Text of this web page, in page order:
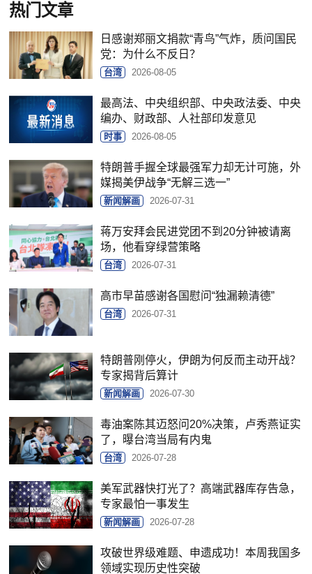
热门文章
日感谢郑丽文捐款“青鸟”气炸，质问国民
党：为什么不反日？
台湾 2026-08-05
最高法、中央组织部、中央政法委、中央
编办、财政部、人社部印发意见
时事 2026-08-05
特朗普手握全球最强军力却无计可施，外
媒揭美伊战争“无解三选一”
新闻解画 2026-07-31
蒋万安拜会民进党团不到20分钟被请离
场，他看穿绿营策略
台湾 2026-07-31
高市早苗感谢各国慰问“独漏赖清德”
台湾 2026-07-31
特朗普刚停火，伊朗为何反而主动开战？
专家揭背后算计
新闻解画 2026-07-30
毒油案陈其迈怒问20%决策，卢秀燕证实
了，曝台湾当局有内鬼
台湾 2026-07-28
美军武器快打光了？高端武器库存告急，
专家最怕一事发生
新闻解画 2026-07-28
攻破世界级难题、申遗成功！本周我国多
领域实现历史性突破